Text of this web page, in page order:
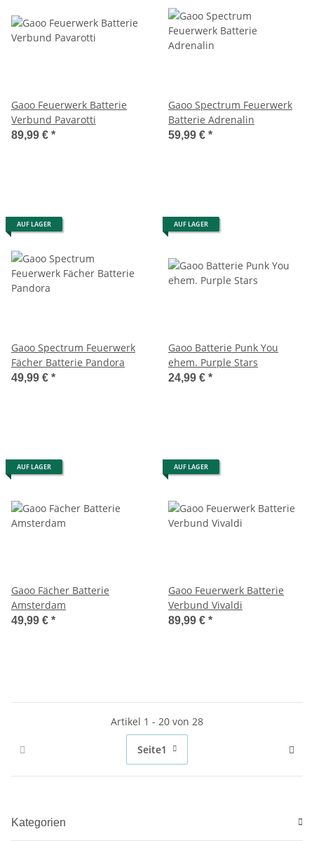
Gaoo Feuerwerk Batterie
Verbund Pavarotti
89,99 € *
Gaoo Spectrum Feuerwerk
Batterie Adrenalin
59,99 € *
AUF LAGER
Gaoo Spectrum Feuerwerk
Fächer Batterie Pandora
49,99 € *
AUF LAGER
Gaoo Batterie Punk You
ehem. Purple Stars
24,99 € *
AUF LAGER
Gaoo Fächer Batterie
Amsterdam
49,99 € *
AUF LAGER
Gaoo Feuerwerk Batterie
Verbund Vivaldi
89,99 € *
Artikel 1 - 20 von 28
Seite1
Kategorien